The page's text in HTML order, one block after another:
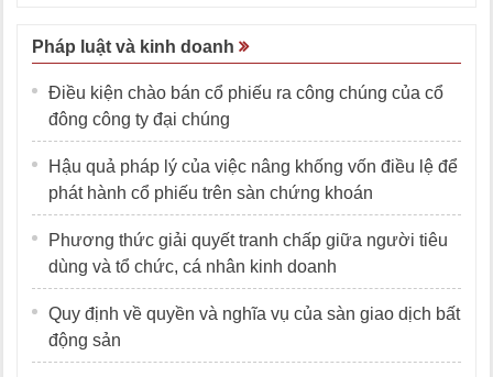
Pháp luật và kinh doanh
Điều kiện chào bán cổ phiếu ra công chúng của cổ
đông công ty đại chúng
Hậu quả pháp lý của việc nâng khống vốn điều lệ để
phát hành cổ phiếu trên sàn chứng khoán
Phương thức giải quyết tranh chấp giữa người tiêu
dùng và tổ chức, cá nhân kinh doanh
Quy định về quyền và nghĩa vụ của sàn giao dịch bất
động sản